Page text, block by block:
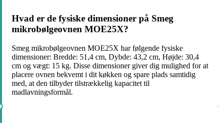
Hvad er de fysiske dimensioner på Smeg
mikrobølgeovnen MOE25X?
Smeg mikrobølgeovnen MOE25X har følgende fysiske
dimensioner: Bredde: 51,4 cm, Dybde: 43,2 cm, Højde: 30,4
cm og vægt: 15 kg. Disse dimensioner giver dig mulighed for at
placere ovnen bekvemt i dit køkken og spare plads samtidig
med, at den tilbyder tilstrækkelig kapacitet til
madlavningsformål.